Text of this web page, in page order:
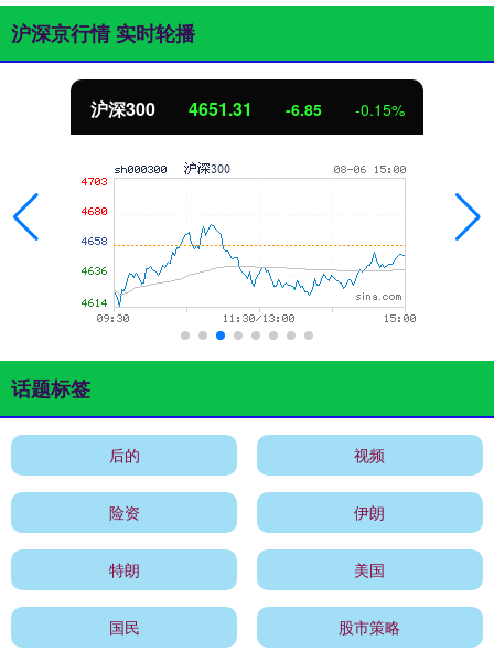
沪深京行情 实时轮播
沪深300 4651.31 -6.85 -0.15%
话题标签
后的 视频
险资 伊朗
特朗 美国
国民 股市策略